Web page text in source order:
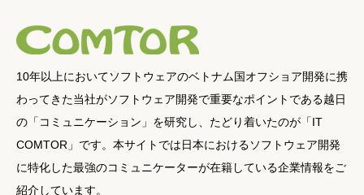
10年以上においてソフトウェアのベトナム国オフショア開発に携
わってきた当社がソフトウェア開発で重要なポイントである越日
の「コミュニケーション」を研究し、たどり着いたのが「IT
COMTOR」です。本サイトでは日本におけるソフトウェア開発
に特化した最強のコミュニケーターが在籍している企業情報をご
紹介しています。